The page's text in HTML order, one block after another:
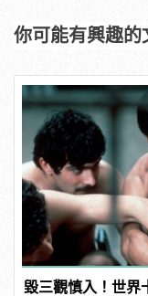
你可能有興趣的
毀三觀慎入！世界